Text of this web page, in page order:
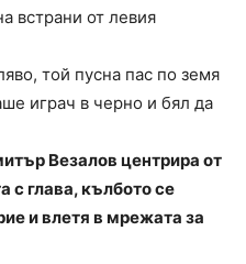
встрани от левия
той пусна пас по земя
играч в черно и бял да
Везалов центрира от
с глава, кълбото се
и влетя в мрежата за